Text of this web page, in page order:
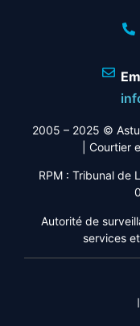
2005 – 2025 ©
Courtier
RPM : Tribunal de
Autorité de
services